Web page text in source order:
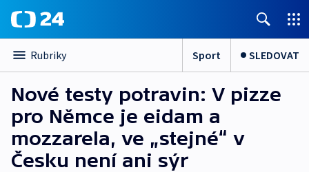
Rubriky Sport SLEDOVAT
Nové testy potravin: V pizze
pro Němce je eidam a
mozzarela, ve „stejné“ v
Česku není ani sýr